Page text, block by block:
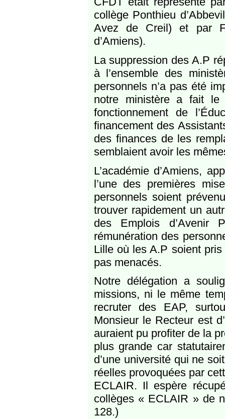
collège Ponthieu
Avez de Creil) et par
d’Amiens).
La suppression des A.P
à l’ensemble des
personnels n’a pas été
notre ministère a fait
fonctionnement de
financement des
des finances de les
semblaient avoir les
L’académie d’Amiens,
l’une des premières
personnels soient
trouver rapidement un
des Emplois d’Avenir
rémunération des
Lille où les A.P soient
pas menacés.
Notre délégation a
missions, ni le même
recruter des EAP,
Monsieur le Recteur est
auraient pu profiter de la
plus grande car
d’une université qui ne
réelles provoquées par
ECLAIR. Il espère
collèges « ECLAIR » de
128.)